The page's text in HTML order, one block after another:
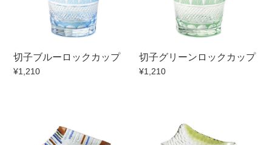
機能性
切子ブルーロックカップ
¥1,210
切子グリーンロックカップ
¥1,210